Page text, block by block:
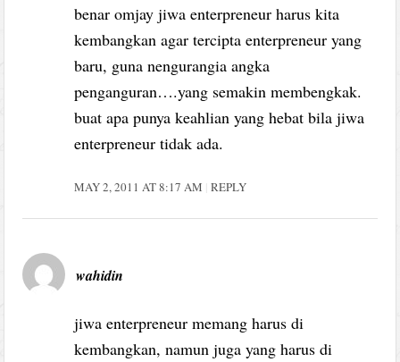
benar omjay jiwa enterpreneur harus kita
kembangkan agar tercipta enterpreneur yang
baru, guna nengurangia angka
penganguran….yang semakin membengkak.
buat apa punya keahlian yang hebat bila jiwa
enterpreneur tidak ada.
MAY 2, 2011 AT 8:17 AM REPLY
wahidin
jiwa enterpreneur memang harus di
kembangkan, namun juga yang harus di